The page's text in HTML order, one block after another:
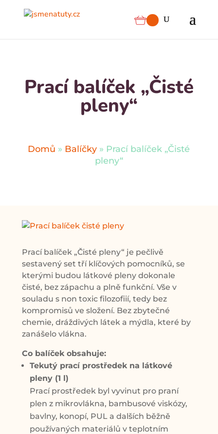
Prací balíček „Čisté
pleny“
Domů » Balíčky » Prací balíček „Čisté
pleny“
Prací balíček „Čisté pleny“ je pečlivě
sestavený set tří klíčových pomocníků, se
kterými budou látkové pleny dokonale
čisté, bez zápachu a plně funkční. Vše v
souladu s non toxic filozofiií, tedy bez
kompromisů ve složení. Bez zbytečné
chemie, dráždivých látek a mýdla, které by
zanášelo vlákna.
Co balíček obsahuje:
Tekutý prací prostředek na látkové
pleny (1 l)
Prací prostředek byl vyvinut pro praní
plen z mikrovlákna, bambusové viskózy,
bavlny, konopí, PUL a dalších běžně
používaných materiálů v teplotním